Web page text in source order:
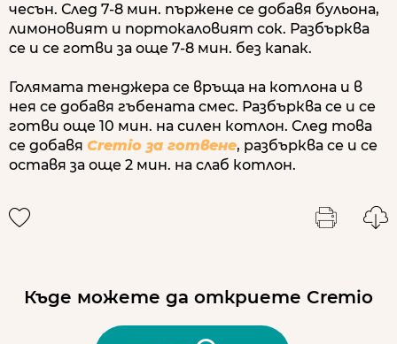
чесън. След 7-8 мин. пържене се добавя бульона,
лимоновият и портокаловият сок. Разбърква
се и се готви за още 7-8 мин. без капак.
Голямата тенджера се връща на котлона и в
нея се добавя гъбената смес. Разбърква се и се
готви още 10 мин. на силен котлон. След това
се добавя Cremio за готвене, разбърква се и се
оставя за още 2 мин. на слаб котлон.
Къде можете да откриете Cremio